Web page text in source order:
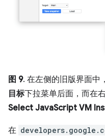
图 9. 在左侧的旧版界面中
目标下拉菜单后面，而在
Select JavaScript VM
在